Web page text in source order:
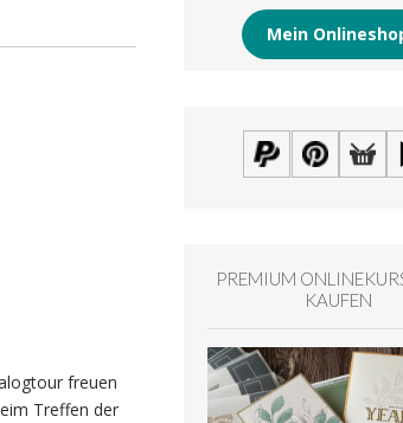
freuen
Treffen der
Mein
PREMIUM
KAUFEN